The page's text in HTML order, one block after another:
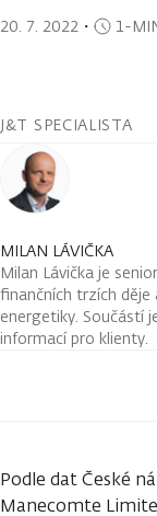
20. 7. 2022 ・ 1-
J&T SPECIALISTA
MILAN LÁVIČKA
Milan Lávička je
finančních trzích děje
energetiky. Součástí
informací pro klienty.
Podle dat České
Manecomte